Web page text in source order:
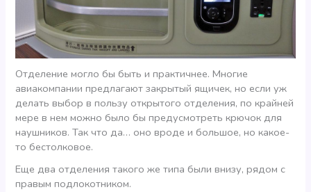
Отделение могло бы быть и практичнее. Многие
авиакомпании предлагают закрытый ящичек, но если уж
делать выбор в пользу открытого отделения, по крайней
мере в нем можно было бы предусмотреть крючок для
наушников. Так что да… оно вроде и большое, но какое-
то бестолковое.
Еще два отделения такого же типа были внизу, рядом с
правым подлокотником.